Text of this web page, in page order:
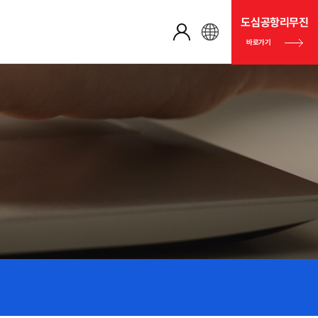
도심공항리무진
바로가기